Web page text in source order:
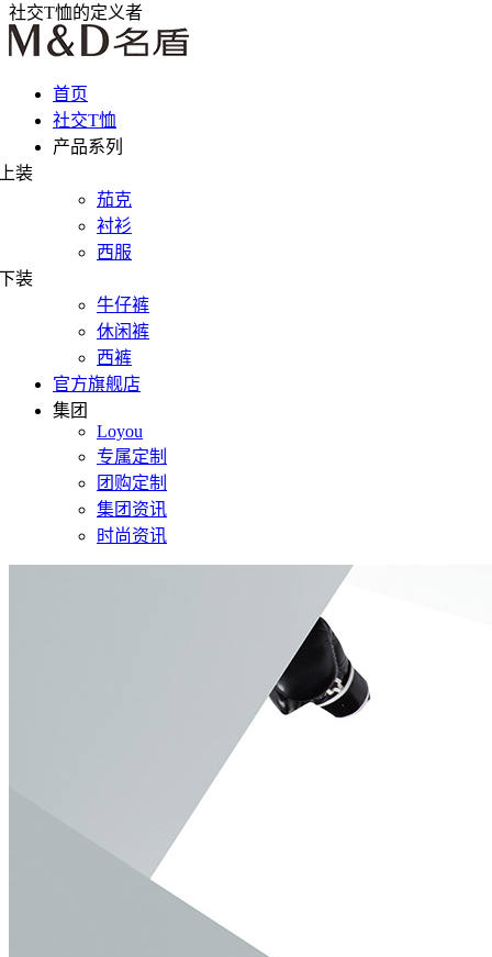
社交T恤的定义者
首页
社交T恤
产品系列
装
茄克
衬衫
西服
装
牛仔裤
休闲裤
西裤
官方旗舰店
集团
Loyou
专属定制
团购定制
集团资讯
时尚资讯